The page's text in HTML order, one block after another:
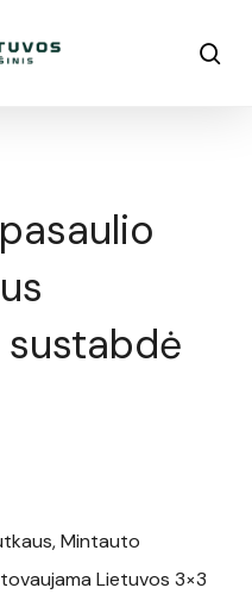
Mintauto
Lietuvos 3×3